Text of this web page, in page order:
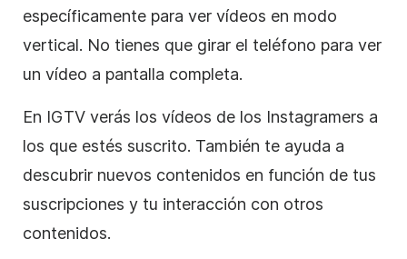
específicamente para ver vídeos en modo
vertical. No tienes que girar el teléfono para ver
un vídeo a pantalla completa.
En IGTV verás los vídeos de los Instagramers a
los que estés suscrito. También te ayuda a
descubrir nuevos contenidos en función de tus
suscripciones y tu interacción con otros
contenidos.